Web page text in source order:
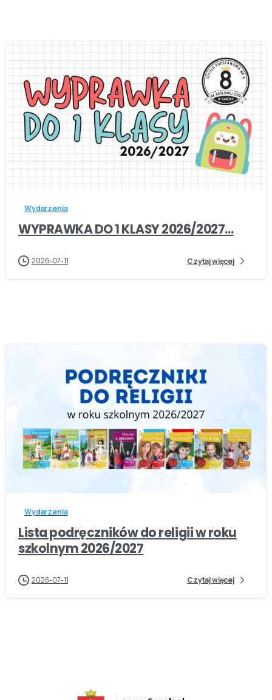
-
Wydarzenia
WYPRAWKA DO 1 KLASY 2026/2027…
2026-07-11 Czytaj więcej
-
Wydarzenia
Lista podręczników do religii w roku
szkolnym 2026/2027
2026-07-11 Czytaj więcej